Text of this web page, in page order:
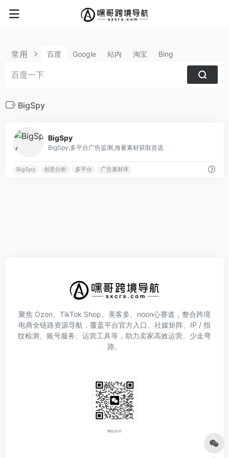
常用 百度 Google 站内 淘宝 Bing
BigSpy
BigSpy
BigSpy,多平台广告监测,海量素材获取首选
BigSpy 创意分析 多平台 广告素材库
聚焦 Ozon、TikTok Shop、美客多、noon心赛道，整合跨境
电商全链路资源导航，覆盖平台官方入口、社媒矩阵、IP / 指
纹检测、账号服务、运营工具等，助力卖家高效运营、少走弯
路。
网站合作